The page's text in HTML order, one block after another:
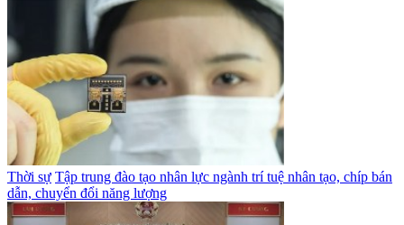
Thời sự Tập trung đào tạo nhân lực ngành trí tuệ nhân tạo, chíp bán
dẫn, chuyển đổi năng lượng